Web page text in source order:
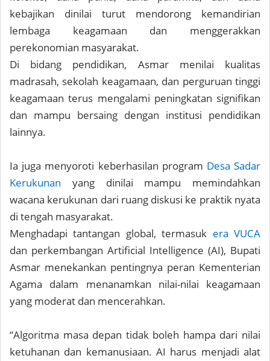
kebajikan dinilai turut mendorong kemandirian
lembaga keagamaan dan menggerakkan
perekonomian masyarakat.
Di bidang pendidikan, Asmar menilai kualitas
madrasah, sekolah keagamaan, dan perguruan tinggi
keagamaan terus mengalami peningkatan signifikan
dan mampu bersaing dengan institusi pendidikan
lainnya.
Ia juga menyoroti keberhasilan program Desa Sadar
Kerukunan yang dinilai mampu memindahkan
wacana kerukunan dari ruang diskusi ke praktik nyata
di tengah masyarakat.
Menghadapi tantangan global, termasuk era VUCA
dan perkembangan Artificial Intelligence (AI), Bupati
Asmar menekankan pentingnya peran Kementerian
Agama dalam menanamkan nilai-nilai keagamaan
yang moderat dan mencerahkan.
“Algoritma masa depan tidak boleh hampa dari nilai
ketuhanan dan kemanusiaan. AI harus menjadi alat